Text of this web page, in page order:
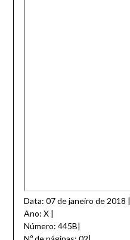
Data: 07 de janeiro de 2018 |
Ano: X |
Número: 445B|